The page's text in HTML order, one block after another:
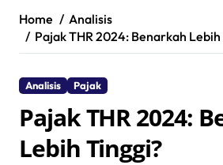
Home
Analisis
Pajak THR 2024: Benarkah
Analisis Pajak
Pajak THR 2024:
Lebih Tinggi?